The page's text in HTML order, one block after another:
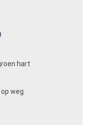
hart
weg